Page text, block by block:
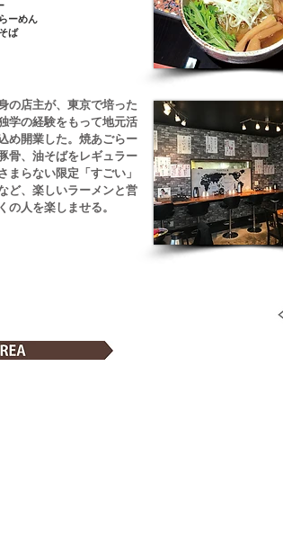
ーめん
ば
の店主が、東京で培った
学の経験をもって地元活
め開業した。焼あごらー
骨、油そばをレギュラー
まらない限定「すごい」
ど、楽しいラーメンと営
の人を楽しませる。